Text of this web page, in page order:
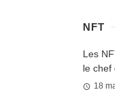
NFT
Les
le chef
18